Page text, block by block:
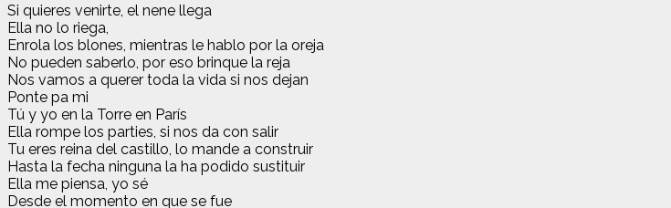
Si quieres venirte, el nene llega
Ella no lo riega,
Enrola los blones, mientras le hablo por la oreja
No pueden saberlo, por eso brinque la reja
Nos vamos a querer toda la vida si nos dejan
Ponte pa mi
Tú y yo en la Torre en París
Ella rompe los parties, si nos da con salir
Tu eres reina del castillo, lo mande a construir
Hasta la fecha ninguna la ha podido sustituir
Ella me piensa, yo sé
Desde el momento en que se fue